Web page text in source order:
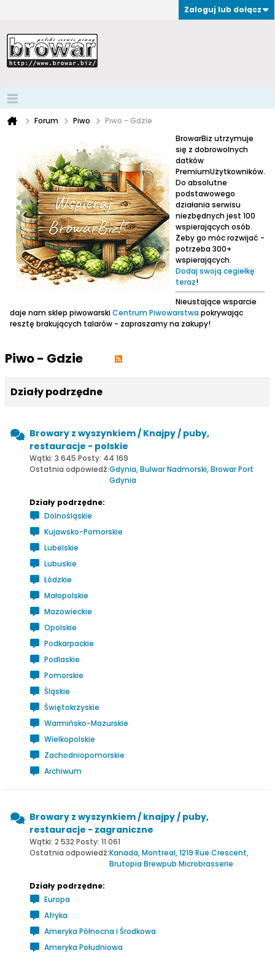
Zaloguj lub dołącz
Forum Piwo
Piwo - Gdzie
BrowarBiz utrzymuje
się z dobrowolnych
datków
PremiumUżytkowników.
Do absolutne
podstawowego
działania serwisu
niezbędnych jest 100
wspierających osób.
Żeby go móc rozwijać -
potrzeba 300+
wspierających.
Dodaj swoją cegiełkę
teraz!
Nieustające wsparcie
daje nam sklep piwowarskiCentrum Piwowarstwapokrywając
resztę brakujących talarów - zapraszamy na zakupy!
Piwo - Gdzie
Działy podrzędne
Browary z wyszynkiem / Knajpy / puby,
restauracje - polskie
Wątki: 3 645 Posty: 44 169
Ostatnia odpowiedź:Gdynia, Bulwar Nadmorski, Browar Port
Gdynia
Działy podrzędne:
Dolnośląskie
Kujawsko-Pomorskie
Lubelskie
Lubuskie
Łódzkie
Małopolskie
Mazowieckie
Opolskie
Podkarpackie
Podlaskie
Pomorskie
Śląskie
Świętokrzyskie
Warmińsko-Mazurskie
Wielkopolskie
Zachodniopomorskie
Archiwum
Browary z wyszynkiem / knajpy / puby,
restauracje - zagraniczne
Wątki: 2 532 Posty: 11 061
Ostatnia odpowiedź:Kanada, Montreal, 1219 Rue Crescent,
Brutopia Brewpub Microbrasserie
Działy podrzędne:
Europa
Afryka
Ameryka Północna i Środkowa
Ameryka Południowa